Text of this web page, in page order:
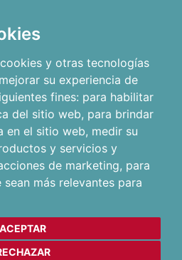
y otras tecnologías
su experiencia de
fines: para habilitar
del sitio web, para brindar
en el sitio web, medir su
y servicios y
de marketing, para
más relevantes para
ACEPTAR